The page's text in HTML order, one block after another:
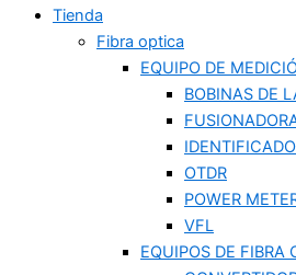
Tienda
Fibra optica
EQUIPO DE
BOBINAS DE
OTDR
POWER
VFL
EQUIPOS DE FIBRA